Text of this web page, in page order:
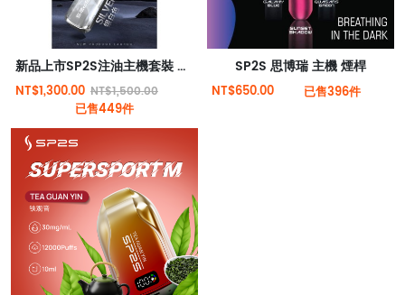
新品上市SP2S注油主機套裝 天王星小煙機 多檔調節 高功率電子主機
NT$1,300.00 NT$1,500.00
已售449件
SP2S 思博瑞 主機 煙桿
NT$650.00 已售396件